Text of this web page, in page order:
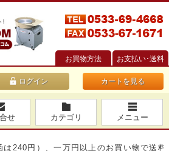
お買物方法 お支払い･送料
カートを見る
せ カテゴリ メニュー
、一万円以上のお買い物で送料無料で